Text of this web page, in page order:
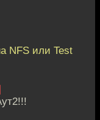
NFS или Test